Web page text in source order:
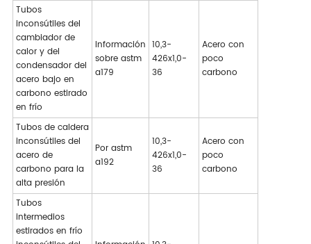
Tubos
inconsútiles del
cambiador de
calor y del
condensador del
acero bajo en
carbono estirado
en frío
Información
sobre astm
a179
10,3-
426x1,0-
36
Acero con
poco
carbono
Tubos de caldera
inconsútiles del
acero de
carbono para la
alta presión
Por astm
a192
10,3-
426x1,0-
36
Acero con
poco
carbono
Tubos
intermedios
estirados en frío